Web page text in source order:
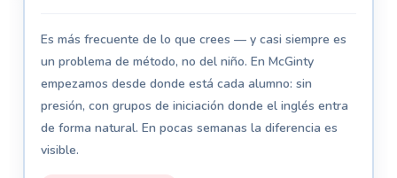
Es más frecuente de lo que crees — y casi siempre es
un problema de método, no del niño. En McGinty
empezamos desde donde está cada alumno: sin
presión, con grupos de iniciación donde el inglés entra
de forma natural. En pocas semanas la diferencia es
visible.